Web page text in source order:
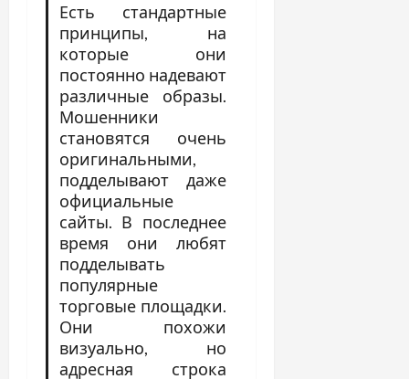
Есть стандартные
принципы, на
которые они
постоянно надевают
различные образы.
Мошенники
становятся очень
оригинальными,
подделывают даже
официальные
сайты. В последнее
время они любят
подделывать
популярные
торговые площадки.
Они похожи
визуально, но
адресная строка